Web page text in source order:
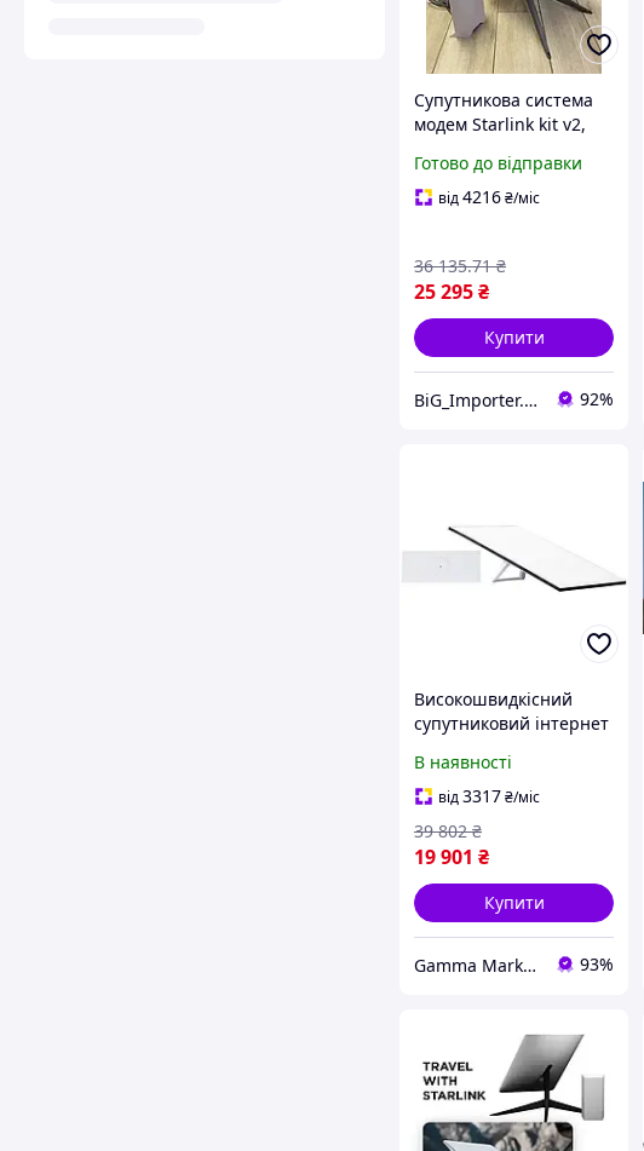
Супутникова система
модем Starlink kit v2,
старлінк, Full
оплачений комплект
Готово до відправки
від4216₴/міс
25 295₴
36 135.71 ₴
Купити
BiG_Importer.UA 92%
Високошвидкісний
супутниковий інтернет
(REV4)2024 Standard Kit,
Комплект для
інтернету Старлінк
В наявності
від3317₴/міс
19 901 ₴
39 802 ₴
Купити
Gamma Market UA 93%